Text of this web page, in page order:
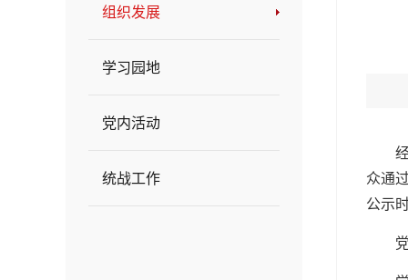
组织发展
学习园地
党内活动
统战工作
众通
公示